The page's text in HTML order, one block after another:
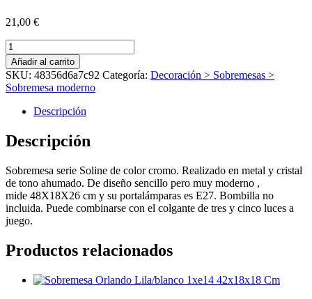
21,00 €
Añadir al carrito
SKU: 48356d6a7c92 Categoría: Decoración > Sobremesas >
Sobremesa moderno
Descripción
Descripción
Sobremesa serie Soline de color cromo. Realizado en metal y cristal
de tono ahumado. De diseño sencillo pero muy moderno ,
mide 48X18X26 cm y su portalámparas es E27. Bombilla no
incluida. Puede combinarse con el colgante de tres y cinco luces a
juego.
Productos relacionados